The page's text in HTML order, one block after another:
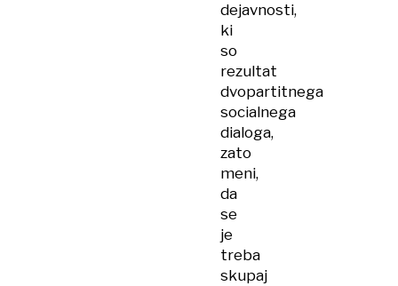
dejavnosti,
ki
so
rezultat
dvopartitnega
socialnega
dialoga,
zato
meni,
da
se
je
treba
skupaj